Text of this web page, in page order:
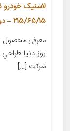
215/65/15 – دو حلقه
معرفی محصول
روز دنيا
شرکت […]